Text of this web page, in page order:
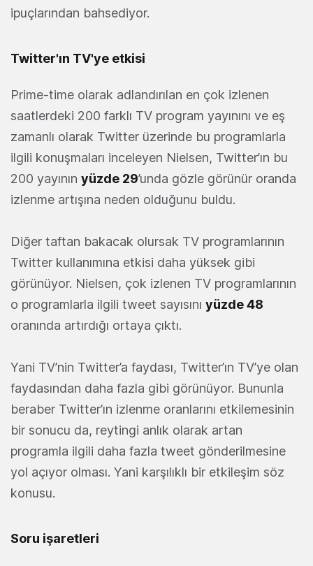
ipuçlarından bahsediyor.
Twitter'ın TV'ye etkisi
Prime-time olarak adlandırılan en çok izlenen
saatlerdeki 200 farklı TV program yayınını ve eş
zamanlı olarak Twitter üzerinde bu programlarla
ilgili konuşmaları inceleyen Nielsen, Twitter’ın bu
200 yayının yüzde 29’unda gözle görünür oranda
izlenme artışına neden olduğunu buldu.
Diğer taftan bakacak olursak TV programlarının
Twitter kullanımına etkisi daha yüksek gibi
görünüyor. Nielsen, çok izlenen TV programlarının
o programlarla ilgili tweet sayısını yüzde 48
oranında artırdığı ortaya çıktı.
Yani TV’nin Twitter’a faydası, Twitter’ın TV’ye olan
faydasından daha fazla gibi görünüyor. Bununla
beraber Twitter’ın izlenme oranlarını etkilemesinin
bir sonucu da, reytingi anlık olarak artan
programla ilgili daha fazla tweet gönderilmesine
yol açıyor olması. Yani karşılıklı bir etkileşim söz
konusu.
Soru işaretleri